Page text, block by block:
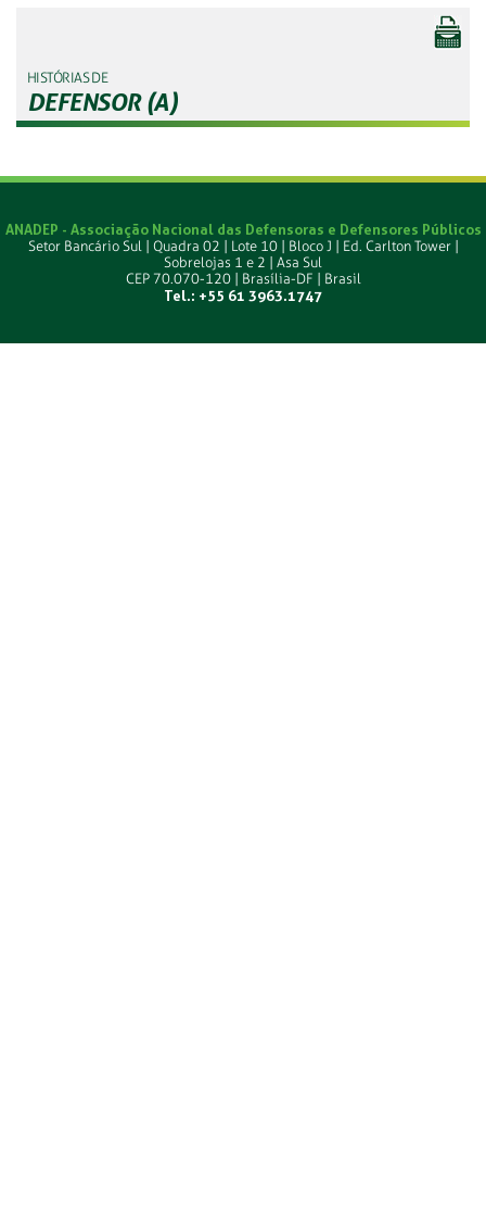
HISTÓRIAS DE
DEFENSOR (A)
ANADEP - Associação Nacional das Defensoras e Defensores Públicos
Setor Bancário Sul | Quadra 02 | Lote 10 | Bloco J | Ed. Carlton Tower |
Sobrelojas 1 e 2 | Asa Sul
CEP 70.070-120 | Brasília-DF | Brasil
Tel.: +55 61 3963.1747